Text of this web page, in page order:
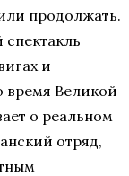
продолжать.
и
время Великой
о реальном
отряд,